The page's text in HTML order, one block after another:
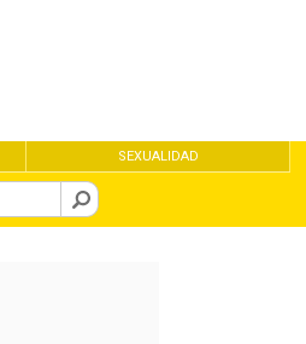
SEXUALIDAD